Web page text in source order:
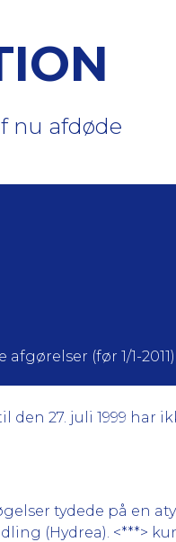
nu afdøde
(før 1/1-2011)
den 27. juli 1999 har
tydede på en
(Hydrea). <***>